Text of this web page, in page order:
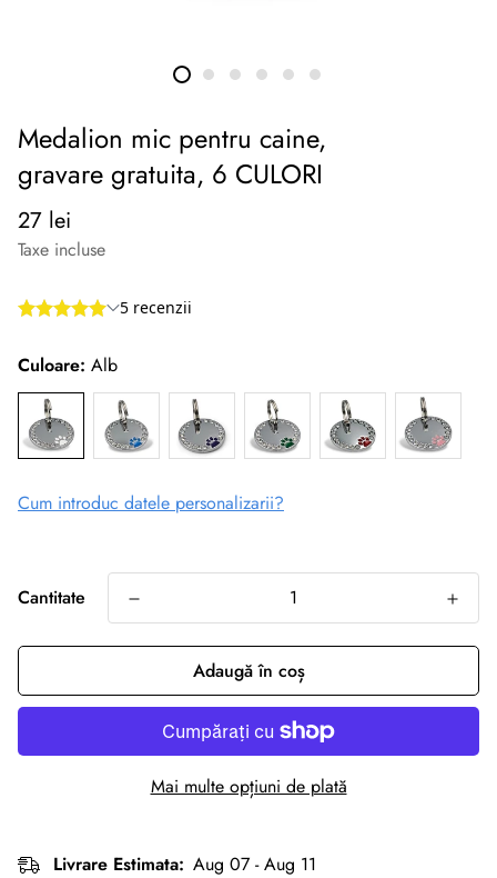
Medalion mic pentru caine,
gravare gratuita, 6 CULORI
Preț
normal
27 lei
Taxe incluse
Culoare: Alb
Cum introduc datele personalizarii?
Cantitate
Adaugă în coș
Mai multe opțiuni de plată
Livrare Estimata: Aug 07 - Aug 11